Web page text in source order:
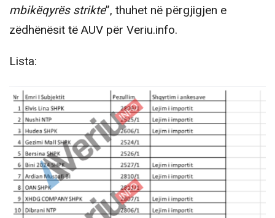
mbikëqyrës strikte”, thuhet në përgjigjen e
zëdhënësit të AUV për Veriu.info.
Lista: